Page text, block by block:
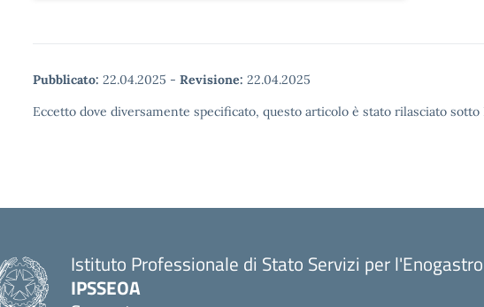
Pubblicato: 22.04.2025 - Revisione: 22.04.2025
Eccetto dove diversamente specificato, questo articolo è stato rilasciato
Istituto Professionale di Stato Servizi per
IPSSEOA